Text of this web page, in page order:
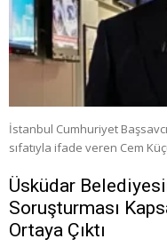
İstanbul Cumhuriyet
sıfatıyla ifade veren Cem
Üsküdar
Soruşturması
Ortaya Çıktı